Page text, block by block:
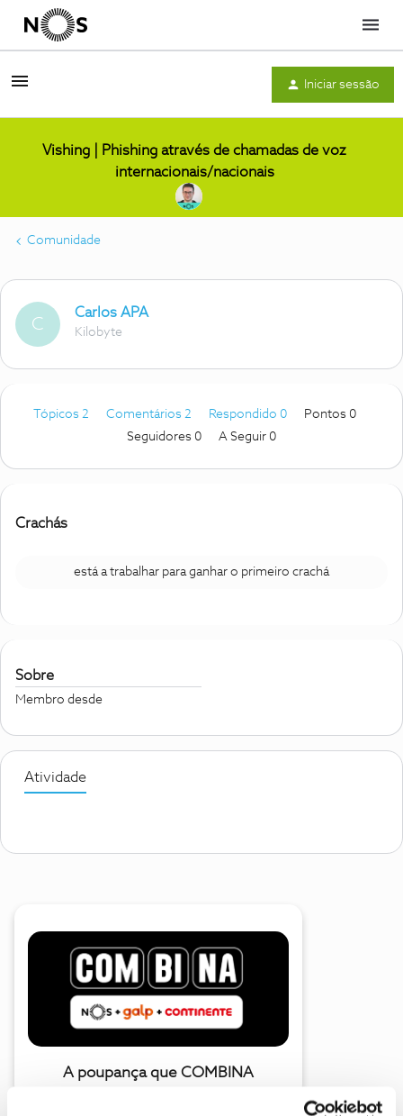
Menu
Iniciar sessão
Vishing | Phishing através de chamadas de voz
internacionais/nacionais
Comunidade
C
Carlos APA
Kilobyte
Tópicos 2 Comentários 2 Respondido 0
Pontos 0
Seguidores 0 A Seguir 0
Crachás
está a trabalhar para ganhar o primeiro crachá
Sobre
Membro desde
Atividade
A poupança que COMBINA